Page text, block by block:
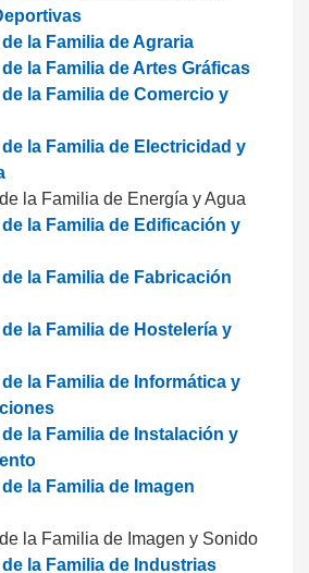
la Familia de Agraria
la Familia de Artes Gráficas
la Familia de Comercio y
de la Familia de Electricidad y
la Familia de Energía y Agua
de la Familia de Edificación y
la Familia de Fabricación
la Familia de Hostelería y
la Familia de Informática y
de la Familia de Instalación y
la Familia de Imagen
la Familia de Imagen y Sonido
de la Familia de Industrias